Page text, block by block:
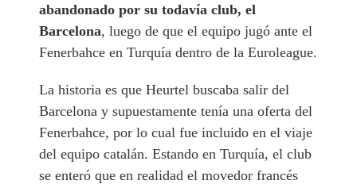
abandonado por su todavía club, el
Barcelona, luego de que el equipo jugó ante el
Fenerbahce en Turquía dentro de la Euroleague.
La historia es que Heurtel buscaba salir del
Barcelona y supuestamente tenía una oferta del
Fenerbahce, por lo cual fue incluido en el viaje
del equipo catalán. Estando en Turquía, el club
se enteró que en realidad el movedor francés